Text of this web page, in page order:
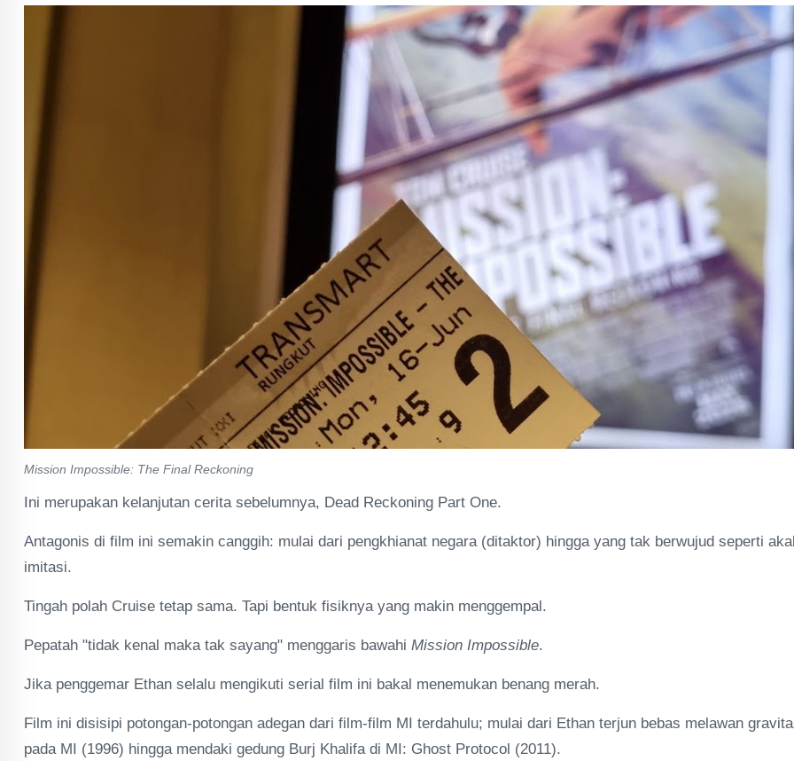
Mission Impossible: The Final Reckoning
Ini merupakan kelanjutan cerita sebelumnya, Dead Reckoning Part One.
Antagonis di film ini semakin canggih: mulai dari pengkhianat negara (ditaktor) hingga yang tak berwujud seperti
imitasi.
Tingah polah Cruise tetap sama. Tapi bentuk fisiknya yang makin menggempal.
Pepatah "tidak kenal maka tak sayang" menggaris bawahi Mission Impossible.
Jika penggemar Ethan selalu mengikuti serial film ini bakal menemukan benang merah.
Film ini disisipi potongan-potongan adegan dari film-film MI terdahulu; mulai dari Ethan terjun bebas melawan
pada MI (1996) hingga mendaki gedung Burj Khalifa di MI: Ghost Protocol (2011).